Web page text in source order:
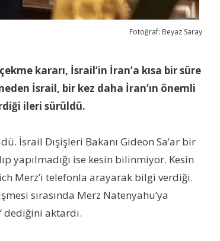
Fotoğraf: Beyaz Saray
kararı, İsrail’in İran’a kısa bir süre
İsrail, bir kez daha İran’ın önemli
ileri sürüldü.
İsrail Dışişleri Bakanı Gideon Sa’ar bir
yapılmadığı ise kesin bilinmiyor. Kesin
Merz’i telefonla arayarak bilgi verdiği.
sırasında Merz Natenyahu’ya
dediğini aktardı.